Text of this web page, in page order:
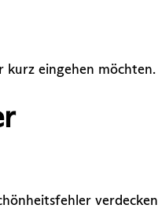
kurz eingehen möchten.
verdecken